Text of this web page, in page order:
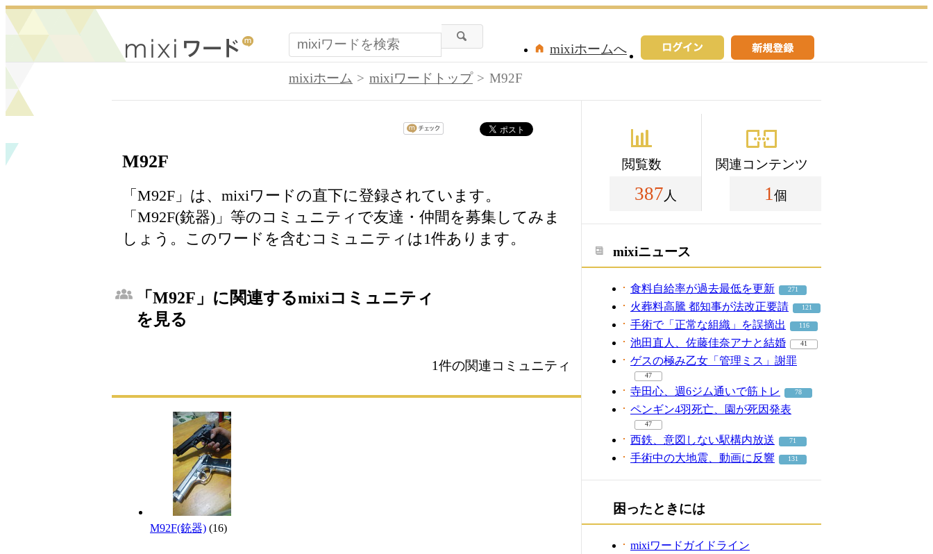
mixiホームへ
mixiホーム
mixiワードトップ M92F
M92F
「M92F」は、mixiワードの直下に登録されています。
「M92F(銃器)」等のコミュニティで友達・仲間を募集してみま
しょう。このワードを含むコミュニティは1件あります。
「M92F」に関連するmixiコミュニティ
を見る
1件の関連コミュニティ
M92F(銃器) (16)
閲覧数
387 人
関連コンテンツ
1 個
mixiニュース
食料自給率が過去最低を更新 271
火葬料高騰 都知事が法改正要請 121
手術で「正常な組織」を誤摘出 116
池田直人、佐藤佳奈アナと結婚 41
ゲスの極み乙女「管理ミス」謝罪
47
寺田心、週6ジム通いで筋トレ 78
ペンギン4羽死亡、園が死因発表
47
西鉄、意図しない駅構内放送 71
手術中の大地震、動画に反響 131
困ったときには
mixiワードガイドライン